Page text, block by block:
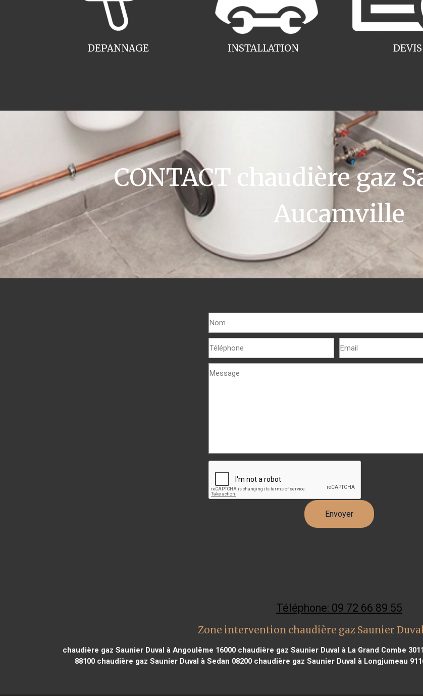
INSTALLATION
DEPANNAGE DEVIS
CONTACT chaudière gaz
Aucamville
Téléphone: 09 72 66 89 55
Zone intervention chaudière gaz Saunier
chaudière gaz Saunier Duval à Angoulême 16000chaudière gaz Saunier Duval à La Grand Combe
88100chaudière gaz Saunier Duval à Sedan 08200chaudière gaz Saunier Duval à Longjumeau